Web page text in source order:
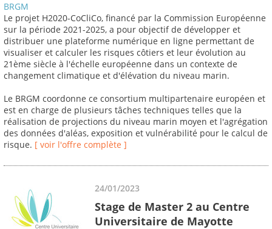
BRGM
Le projet H2020-CoCliCo, financé par la Commission Européenne
sur la période 2021-2025, a pour objectif de développer et
distribuer une plateforme numérique en ligne permettant de
visualiser et calculer les risques côtiers et leur évolution au
21ème siècle à l'échelle européenne dans un contexte de
changement climatique et d'élévation du niveau marin.
Le BRGM coordonne ce consortium multipartenaire européen et
est en charge de plusieurs tâches techniques telles que la
réalisation de projections du niveau marin moyen et l'agrégation
des données d'aléas, exposition et vulnérabilité pour le calcul de
risque. [ voir l'offre complète ]
24/01/2023
Stage de Master 2 au Centre
Universitaire de Mayotte